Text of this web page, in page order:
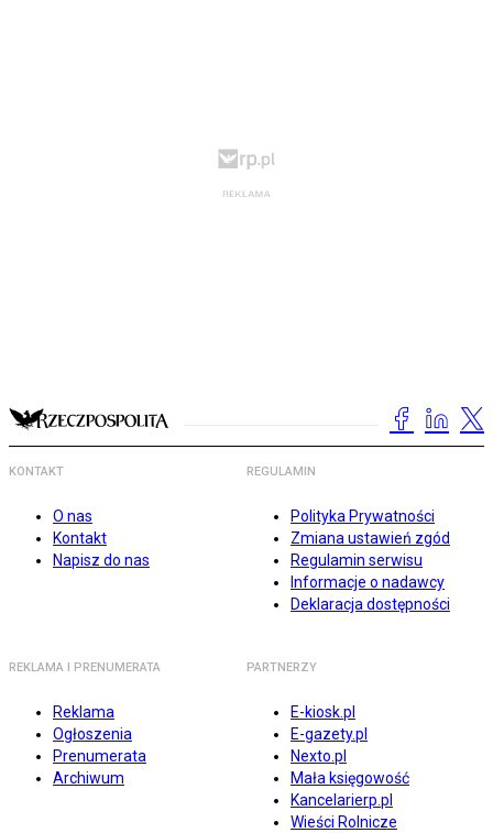
KONTAKT
O nas
Kontakt
Napisz do nas
REGULAMIN
Polityka Prywatności
Zmiana ustawień zgód
Regulamin serwisu
Informacje o nadawcy
Deklaracja dostępności
REKLAMA I PRENUMERATA
Reklama
Ogłoszenia
Prenumerata
Archiwum
PARTNERZY
E-kiosk.pl
E-gazety.pl
Nexto.pl
Mała księgowość
Kancelarierp.pl
Wieści Rolnicze